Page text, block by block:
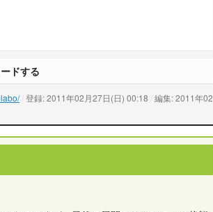
ドする
登録: 2011年02月27日(日) 00:18 編集: 2011年02